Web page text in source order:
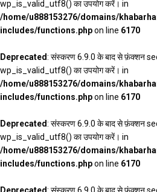
wp_is_valid_utf8() का उपयोग करें। in
/home/u888153276/domains/
includes/functions.phpon line 6170
Deprecated: संस्करण 6.9.0 के बाद से फ़ंक्शन
wp_is_valid_utf8() का उपयोग करें। in
/home/u888153276/domains/
includes/functions.phpon line 6170
Deprecated: संस्करण 6.9.0 के बाद से फ़ंक्शन
wp_is_valid_utf8() का उपयोग करें। in
/home/u888153276/domains/
includes/functions.phpon line 6170